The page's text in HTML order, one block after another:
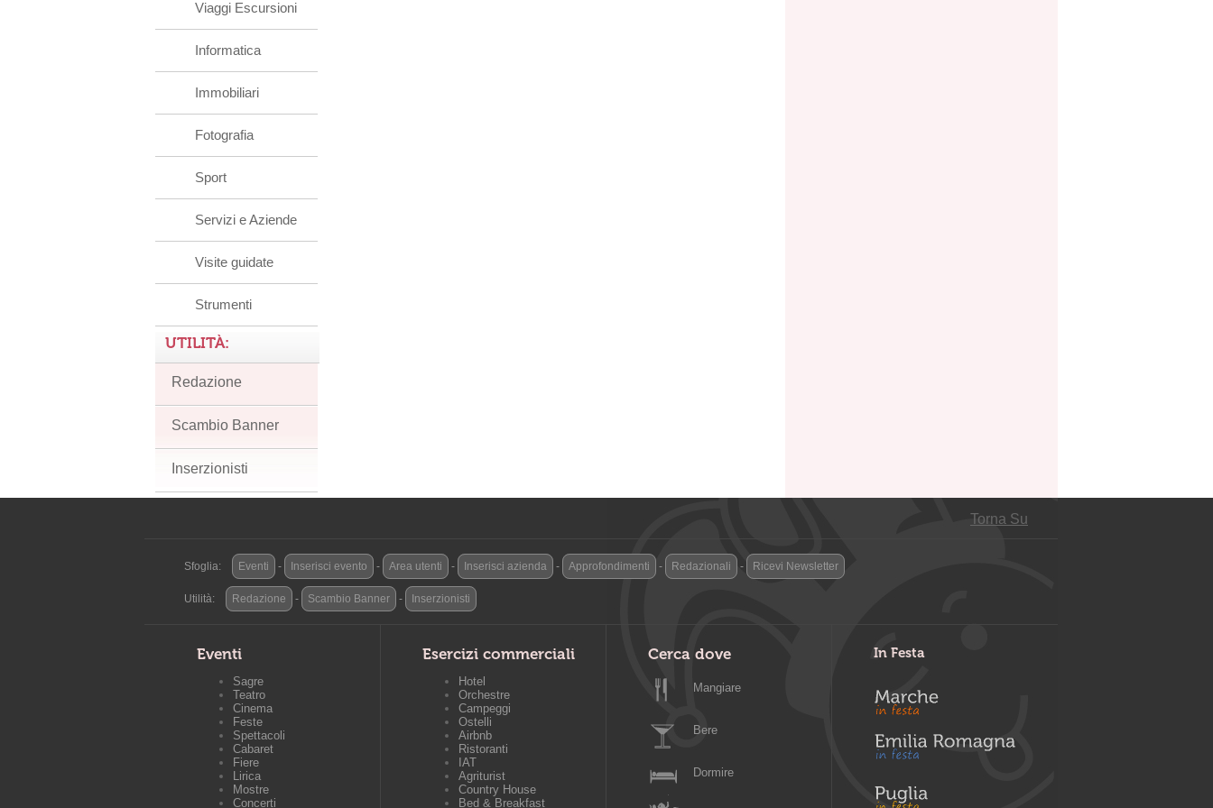
Viaggi Escursioni
Informatica
Immobiliari
Fotografia
Sport
Servizi e Aziende
Visite guidate
Strumenti
UTILITÀ:
Redazione
Scambio Banner
Inserzionisti
Torna Su
Sfoglia: Eventi - Inserisci evento - Area utenti - Inserisci azienda - Approfondimenti - Redazionali - Ricevi Newsletter
Utilità: Redazione - Scambio Banner - Inserzionisti
Eventi
Sagre
Teatro
Cinema
Feste
Spettacoli
Cabaret
Fiere
Lirica
Mostre
Concerti
Esercizi commerciali
Hotel
Orchestre
Campeggi
Ostelli
Airbnb
Ristoranti
IAT
Agriturist
Country House
Bed & Breakfast
Cerca dove
Mangiare
Bere
Dormire
In Festa